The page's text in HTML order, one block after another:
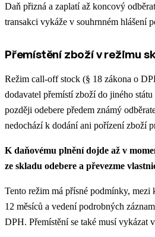
Daň přizná a zaplatí až koncový
transakci vykáže v souhrnném hlášení
Přemístění zboží v režimu
Režim call-off stock (§ 18 zákona o
dodavatel přemístí zboží do jiného
později odebere předem známý
nedochází k dodání ani pořízení zboží
K daňovému plnění dojde až v
ze skladu odebere a převezme
Tento režim má přísné podmínky, mezi
12 měsíců a vedení podrobných
DPH. Přemístění se také musí vykázat